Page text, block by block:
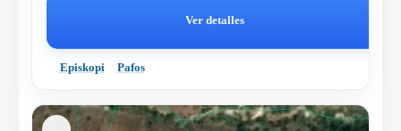
Ver detalles
Episkopi Pafos